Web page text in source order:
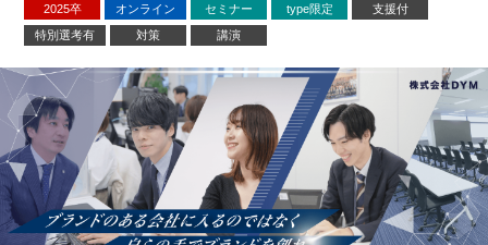
2025卒 オンライン セミナー type限定
支援付
特別選考有
対策 講演